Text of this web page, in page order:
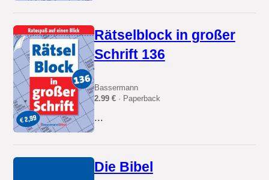
Rätselblock in großer
Schrift 136
Bassermann
2.99 €· Paperback
...
Die Bibel